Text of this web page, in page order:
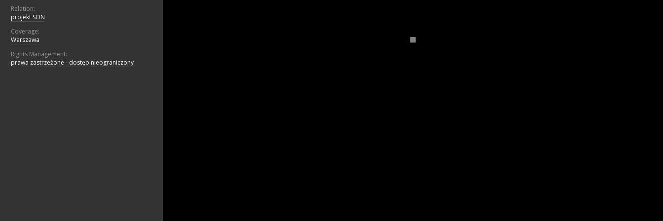
Relation:
projekt SON
Coverage:
Warszawa
Rights Management:
prawa zastrzeżone - dostęp nieograniczony